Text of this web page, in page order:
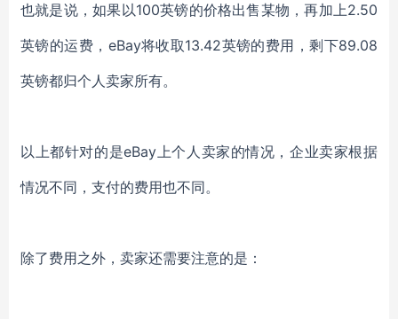
也就是说，如果以100英镑的价格出售某物，再加上2.50
英镑的运费，eBay将收取13.42英镑的费用，剩下89.08
英镑都归个人卖家所有。
以上都针对的是eBay上个人卖家的情况，企业卖家根据
情况不同，支付的费用也不同。
除了费用之外，卖家还需要注意的是：